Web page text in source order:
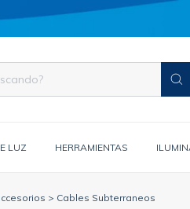
LUZ HERRAMIENTAS
> Cables Subterraneos